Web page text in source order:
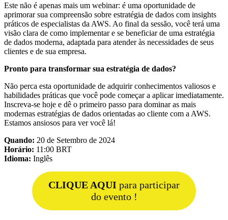
Este não é apenas mais um webinar: é uma oportunidade de
aprimorar sua compreensão sobre estratégia de dados com insights
práticos de especialistas da AWS. Ao final da sessão, você terá uma
visão clara de como implementar e se beneficiar de uma estratégia
de dados moderna, adaptada para atender às necessidades de seus
clientes e de sua empresa.
Pronto para transformar sua estratégia de dados?
Não perca esta oportunidade de adquirir conhecimentos valiosos e
habilidades práticas que você pode começar a aplicar imediatamente.
Inscreva-se hoje e dê o primeiro passo para dominar as mais
modernas estratégias de dados orientadas ao cliente com a AWS.
Estamos ansiosos para ver você lá!
Quando: 20 de Setembro de 2024
Horário: 11:00 BRT
Idioma: Inglês
CLIQUE AQUI para participar
do evento !